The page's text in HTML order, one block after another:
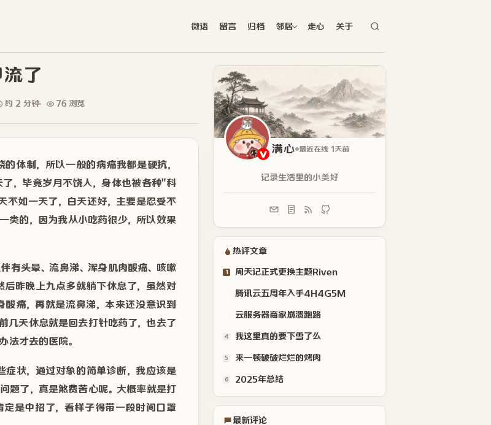
微语 留言 归档 邻居 走心 关于
了
约 2 分钟 76 浏览
体制，所以一般的病痛我都是硬抗，
，毕竟岁月不饶人，身体也被各种"科
不如一天了，白天还好，主要是忍受不
一类的，因为我从小吃药很少，所以效果
有头晕、流鼻涕、浑身肌肉酸痛、咳嗽
后昨晚上九点多就躺下休息了，虽然对
痛，再就是流鼻涕，本来还没意识到
几天休息就是回去打针吃药了，也去了
法才去的医院。
症状，通过对象的简单诊断，我应该是
题了，真是煞费苦心呢。大概率就是打
是中招了，看样子得带一段时间口罩
满心 最近在线 1天前
记录生活里的小美好
热评文章
1 周天记正式更换主题Riven
腾讯云五周年入手4H4G5M
云服务器商家崩溃跑路
4 我这里真的要下雪了么
5 来一顿破破烂烂的烤肉
6 2025年总结
最新评论